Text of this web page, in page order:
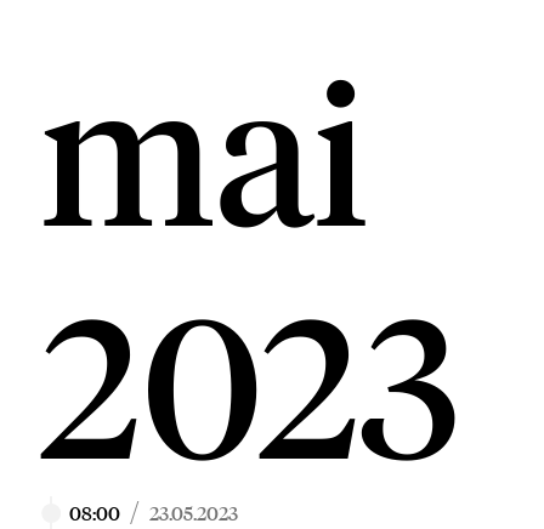
mai
2023
08:00 / 23.05.2023